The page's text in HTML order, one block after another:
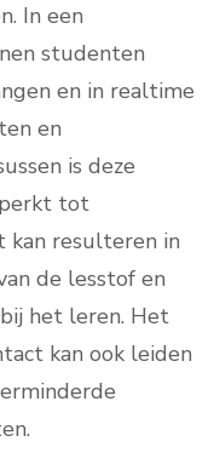
In een
studenten
en in realtime
en
is deze
tot
kan resulteren in
de lesstof en
het leren. Het
kan ook leiden